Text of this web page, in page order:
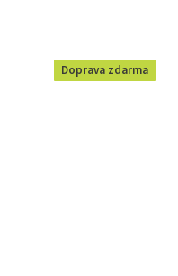
Doprava zdarma